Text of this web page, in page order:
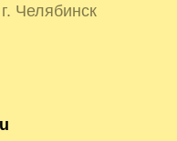
Челябинск